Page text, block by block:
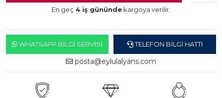
En geç 4 iş gününde kargoya verilir.
WHATSAPP BILGI SERVISI TELEFON BILGI HATTI
posta@eylulalyans.com